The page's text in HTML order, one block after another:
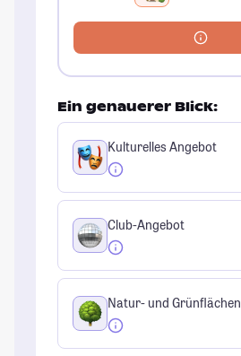
Ein genauerer Blick:
Kulturelles Angebot
Club-Angebot
Natur- und Grünflächen